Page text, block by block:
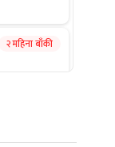
२ महिना बाँकी